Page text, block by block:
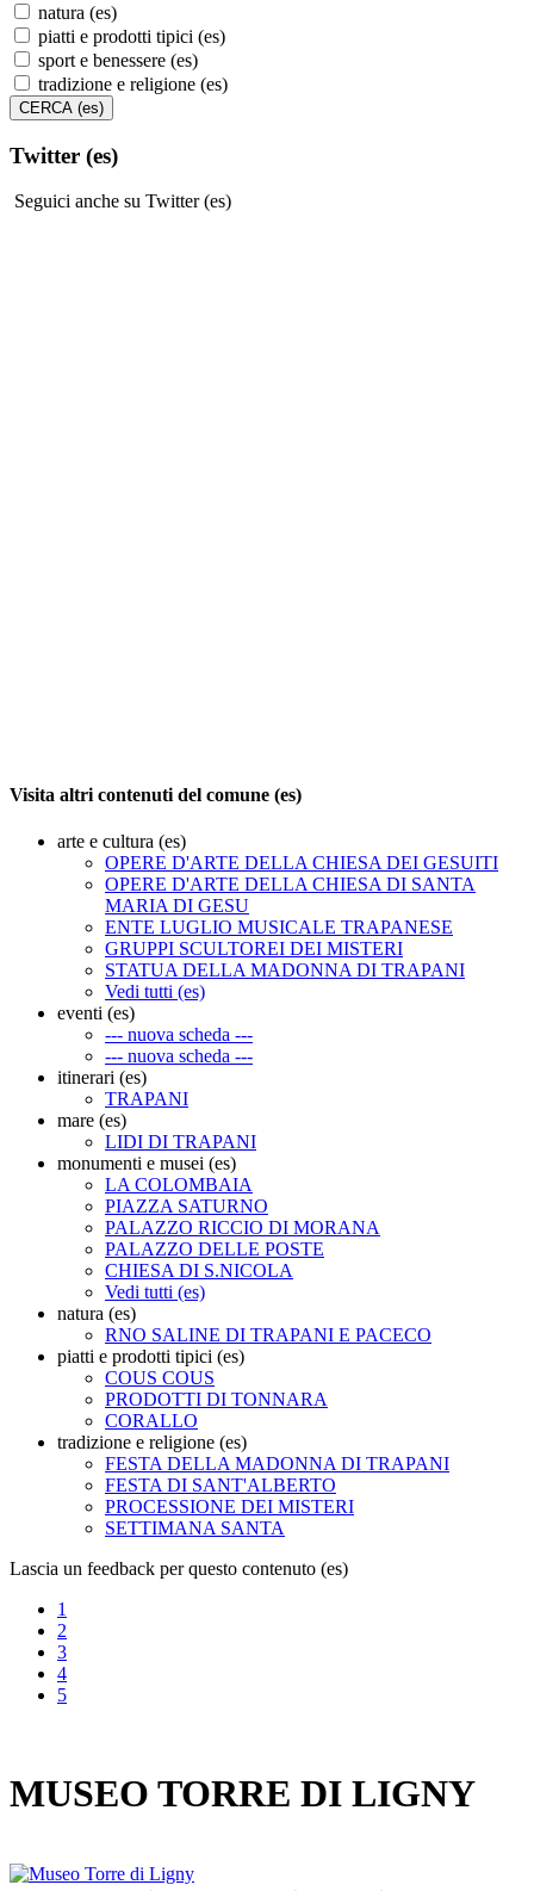
natura (es)
piatti e prodotti tipici (es)
sport e benessere (es)
tradizione e religione (es)
Twitter (es)
Seguici anche su Twitter (es)
Visita altri contenuti del comune (es)
arte e cultura (es)
OPERE D'ARTE DELLA CHIESA DEI GESUITI
OPERE D'ARTE DELLA CHIESA DI SANTA
MARIA DI GESU
ENTE LUGLIO MUSICALE TRAPANESE
GRUPPI SCULTOREI DEI MISTERI
STATUA DELLA MADONNA DI TRAPANI
Vedi tutti (es)
eventi (es)
--- nuova scheda ---
--- nuova scheda ---
itinerari (es)
TRAPANI
mare (es)
LIDI DI TRAPANI
monumenti e musei (es)
LA COLOMBAIA
PIAZZA SATURNO
PALAZZO RICCIO DI MORANA
PALAZZO DELLE POSTE
CHIESA DI S.NICOLA
Vedi tutti (es)
natura (es)
RNO SALINE DI TRAPANI E PACECO
piatti e prodotti tipici (es)
COUS COUS
PRODOTTI DI TONNARA
CORALLO
tradizione e religione (es)
FESTA DELLA MADONNA DI TRAPANI
FESTA DI SANT'ALBERTO
PROCESSIONE DEI MISTERI
SETTIMANA SANTA
Lascia un feedback per questo contenuto (es)
1
2
3
4
5
MUSEO TORRE DI LIGNY